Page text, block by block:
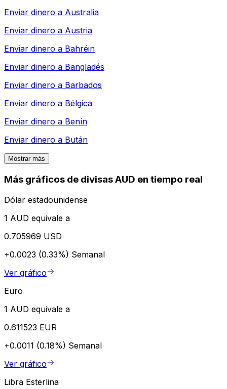
Enviar dinero a Australia
Enviar dinero a Austria
Enviar dinero a Bahréin
Enviar dinero a Bangladés
Enviar dinero a Barbados
Enviar dinero a Bélgica
Enviar dinero a Benín
Enviar dinero a Bután
Mostrar más
Más gráficos de divisas AUD en tiempo real
Dólar estadounidense
1 AUD equivale a
0.705969 USD
+0.0023 (0.33%) Semanal
Ver gráfico
Euro
1 AUD equivale a
0.611523 EUR
+0.0011 (0.18%) Semanal
Ver gráfico
Libra Esterlina